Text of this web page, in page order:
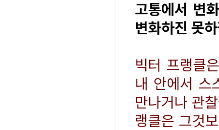
고통에서 변
변화하진 못
빅터 프랭클
내 안에서 스
만나거나 관
랭클은 그것